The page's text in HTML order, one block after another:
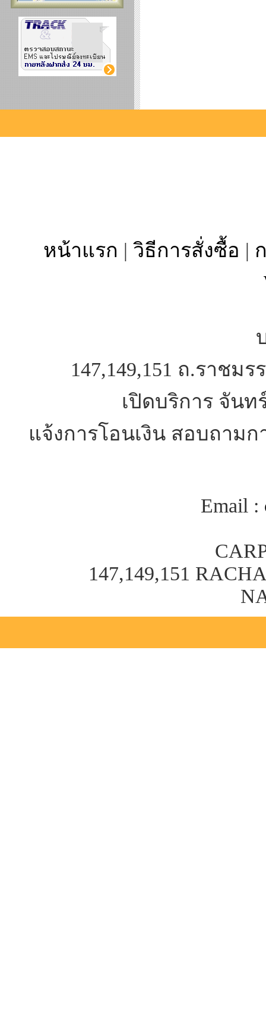
หน้าแรก | วิธีการสั่งซื้อ |
147,149,151 ถ.ราชม
เปิดบริการ จันท
แจ้งการโอนเงิน สอบถามก
Email :
147,149,151